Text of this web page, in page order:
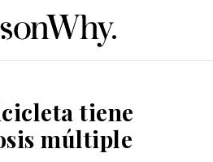
tiene
múltiple